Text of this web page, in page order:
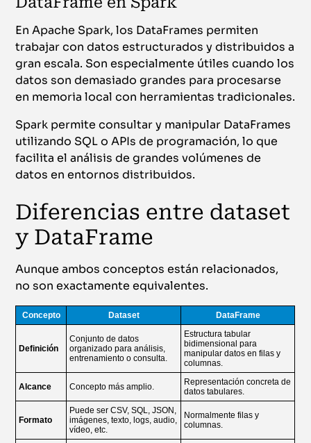
En Apache Spark, los DataFrames permiten
trabajar con datos estructurados y distribuidos a
gran escala. Son especialmente útiles cuando los
datos son demasiado grandes para procesarse
en memoria local con herramientas tradicionales.
Spark permite consultar y manipular DataFrames
utilizando SQL o APIs de programación, lo que
facilita el análisis de grandes volúmenes de
datos en entornos distribuidos.
Diferencias entre dataset
y DataFrame
Aunque ambos conceptos están relacionados,
no son exactamente equivalentes.
Concepto Dataset DataFrame
Definición
Conjunto de datos
organizado para análisis,
entrenamiento o consulta.
Estructura tabular
bidimensional para
manipular datos en filas y
columnas.
Alcance Concepto más amplio.
Representación concreta de
datos tabulares.
Formato
Puede ser CSV, SQL, JSON,
imágenes, texto, logs, audio,
vídeo, etc.
Normalmente filas y
columnas.